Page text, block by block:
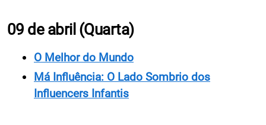
09 de abril (Quarta)
O Melhor do Mundo
Má Influência: O Lado Sombrio dos
Influencers Infantis